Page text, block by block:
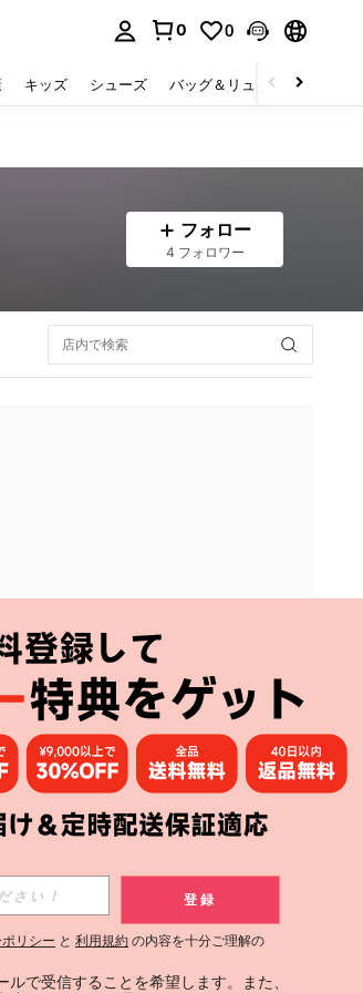
0 0
キッズ シューズ バッグ＆リュック
フォロー
4 フォロワー
購読
登録する
登録
リシー と 利用規約 の内容を十分ご理解の
で受信することを希望します。また、